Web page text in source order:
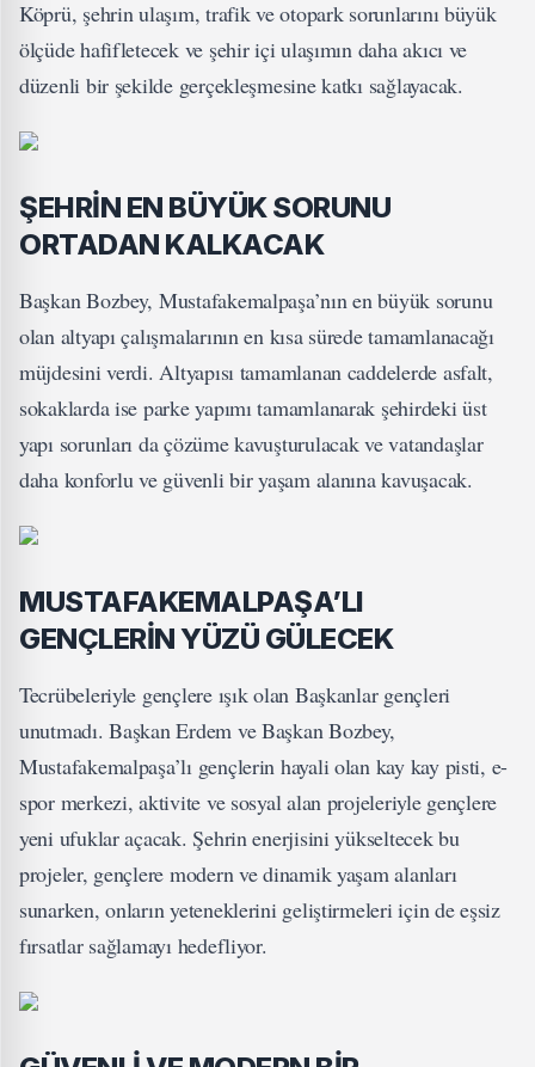
Köprü, şehrin ulaşım, trafik ve otopark sorunlarını büyük
ölçüde hafifletecek ve şehir içi ulaşımın daha akıcı ve
düzenli bir şekilde gerçekleşmesine katkı sağlayacak.
ŞEHRİN EN BÜYÜK SORUNU
ORTADAN KALKACAK
Başkan Bozbey, Mustafakemalpaşa’nın en büyük sorunu
olan altyapı çalışmalarının en kısa sürede tamamlanacağı
müjdesini verdi. Altyapısı tamamlanan caddelerde asfalt,
sokaklarda ise parke yapımı tamamlanarak şehirdeki üst
yapı sorunları da çözüme kavuşturulacak ve vatandaşlar
daha konforlu ve güvenli bir yaşam alanına kavuşacak.
MUSTAFAKEMALPAŞA’LI
GENÇLERİN YÜZÜ GÜLECEK
Tecrübeleriyle gençlere ışık olan Başkanlar gençleri
unutmadı. Başkan Erdem ve Başkan Bozbey,
Mustafakemalpaşa’lı gençlerin hayali olan kay kay pisti, e-
spor merkezi, aktivite ve sosyal alan projeleriyle gençlere
yeni ufuklar açacak. Şehrin enerjisini yükseltecek bu
projeler, gençlere modern ve dinamik yaşam alanları
sunarken, onların yeteneklerini geliştirmeleri için de eşsiz
fırsatlar sağlamayı hedefliyor.